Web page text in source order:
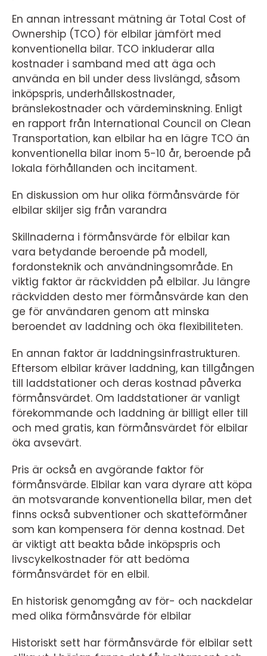
En annan intressant mätning är Total Cost of
Ownership (TCO) för elbilar jämfört med
konventionella bilar. TCO inkluderar alla
kostnader i samband med att äga och
använda en bil under dess livslängd, såsom
inköpspris, underhållskostnader,
bränslekostnader och värdeminskning. Enligt
en rapport från International Council on Clean
Transportation, kan elbilar ha en lägre TCO än
konventionella bilar inom 5-10 år, beroende på
lokala förhållanden och incitament.
En diskussion om hur olika förmånsvärde för
elbilar skiljer sig från varandra
Skillnaderna i förmånsvärde för elbilar kan
vara betydande beroende på modell,
fordonsteknik och användningsområde. En
viktig faktor är räckvidden på elbilar. Ju längre
räckvidden desto mer förmånsvärde kan den
ge för användaren genom att minska
beroendet av laddning och öka flexibiliteten.
En annan faktor är laddningsinfrastrukturen.
Eftersom elbilar kräver laddning, kan tillgången
till laddstationer och deras kostnad påverka
förmånsvärdet. Om laddstationer är vanligt
förekommande och laddning är billigt eller till
och med gratis, kan förmånsvärdet för elbilar
öka avsevärt.
Pris är också en avgörande faktor för
förmånsvärde. Elbilar kan vara dyrare att köpa
än motsvarande konventionella bilar, men det
finns också subventioner och skatteförmåner
som kan kompensera för denna kostnad. Det
är viktigt att beakta både inköpspris och
livscykelkostnader för att bedöma
förmånsvärdet för en elbil.
En historisk genomgång av för- och nackdelar
med olika förmånsvärde för elbilar
Historiskt sett har förmånsvärde för elbilar sett